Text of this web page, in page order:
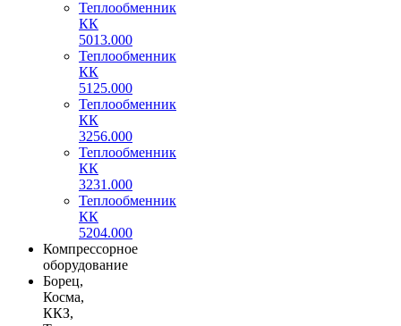
Теплообменник
КК
5013.000
Теплообменник
КК
5125.000
Теплообменник
КК
3256.000
Теплообменник
КК
3231.000
Теплообменник
КК
5204.000
Компрессорное
оборудование
Борец,
Косма,
ККЗ,